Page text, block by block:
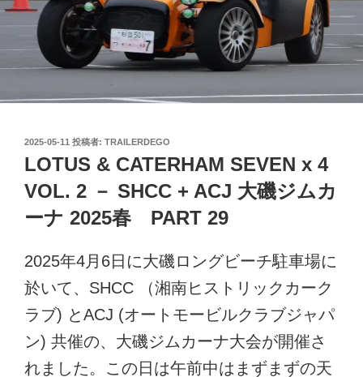
投
稿
日:
2025-05-11 投稿者: TRAILERDEGO
LOTUS & CATERHAM SEVEN x 4
VOL. 2 － SHCC + ACJ 大磯ジムカ
ーナ 2025春 PART 29
2025年4月6日に大磯ロングビーチ駐車場に
於いて、SHCC （湘南ヒストリックカーク
ラブ) とACJ (オートモービルクラブジャパ
ン) 共催の、大磯ジムカーナ大会が開催さ
れました。この日は午前中はまずまずの天